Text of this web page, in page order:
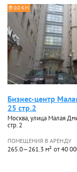
0.0 КМ
Бизнес-центр
25 стр.2
Москва, улица Малая
стр. 2
ПОМЕЩЕНИЯ В АРЕНДУ
265.0—261.3 м² от 40